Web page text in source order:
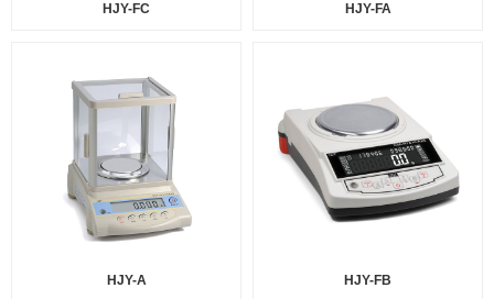
HJY-FC HJY-FA
HJY-A HJY-FB